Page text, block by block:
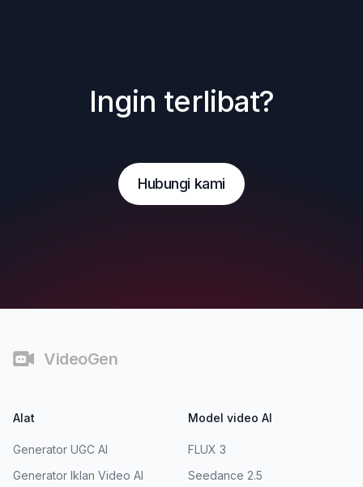
Ingin terlibat?
Hubungi kami
VideoGen
Alat
Generator UGC AI
Generator Iklan Video AI
Model video AI
FLUX 3
Seedance 2.5